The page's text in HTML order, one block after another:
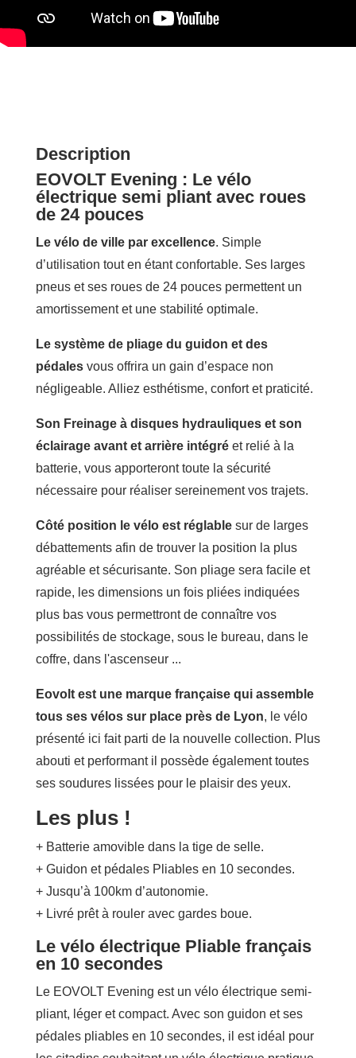
Description
EOVOLT Evening : Le vélo
électrique semi pliant avec roues
de 24 pouces
Le vélo de ville par excellence. Simple
d’utilisation tout en étant confortable. Ses larges
pneus et ses roues de 24 pouces permettent un
amortissement et une stabilité optimale.
Le système de pliage du guidon et des
pédales vous offrira un gain d’espace non
négligeable. Alliez esthétisme, confort et praticité.
Son Freinage à disques hydrauliques et son
éclairage avant et arrière intégréet relié à la
batterie, vous apporteront toute la sécurité
nécessaire pour réaliser sereinement vos trajets.
Côté position le vélo est réglable sur de larges
débattements afin de trouver la position la plus
agréable et sécurisante. Son pliage sera facile et
rapide, les dimensions un fois pliées indiquées
plus bas vous permettront de connaître vos
possibilités de stockage, sous le bureau, dans le
coffre, dans l'ascenseur ...
Eovolt est une marque française qui assemble
tous ses vélos sur place près de Lyon, le vélo
présenté ici fait parti de la nouvelle collection. Plus
abouti et performant il possède également toutes
ses soudures lissées pour le plaisir des yeux.
Les plus !
+ Batterie amovible dans la tige de selle.
+ Guidon et pédales Pliables en 10 secondes.
+ Jusqu’à 100km d’autonomie.
+ Livré prêt à rouler avec gardes boue.
Le vélo électrique Pliable français
en 10 secondes
Le EOVOLT Evening est un vélo électrique semi-
pliant, léger et compact. Avec son guidon et ses
pédales pliables en 10 secondes, il est idéal pour